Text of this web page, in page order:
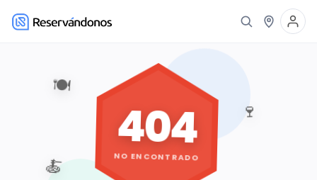
🍽️
🍷
🍝
404
NO ENCONTRADO